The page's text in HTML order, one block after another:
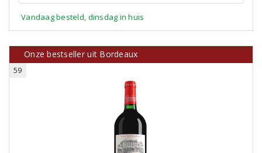
Vandaag besteld, dinsdag in huis
Onze bestseller uit Bordeaux
59